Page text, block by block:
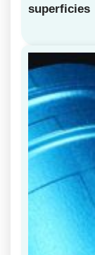
superficies